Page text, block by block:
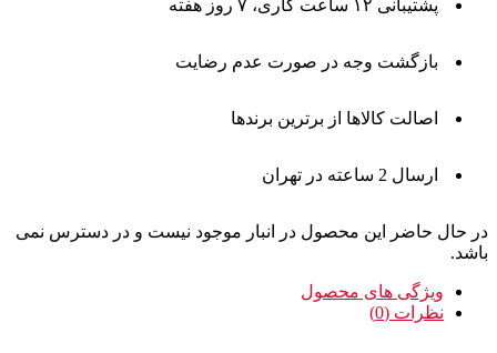
پشتیبانی ۱۲ ساعت کاری، ۷ روز هفته
بازگشت وجه در صورت عدم رضایت
اصالت کالاها از برترین برندها
ارسال 2 ساعته در تهران
در حال حاضر این محصول در انبار موجود نیست و در دسترس نمی
باشد.
ویژگی های محصول
نظرات (0)